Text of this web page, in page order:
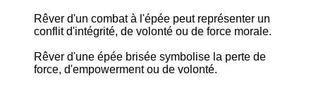
Rêver d'un combat à l'épée peut représenter un
conflit d'intégrité, de volonté ou de force morale.
Rêver d'une épée brisée symbolise la perte de
force, d'empowerment ou de volonté.